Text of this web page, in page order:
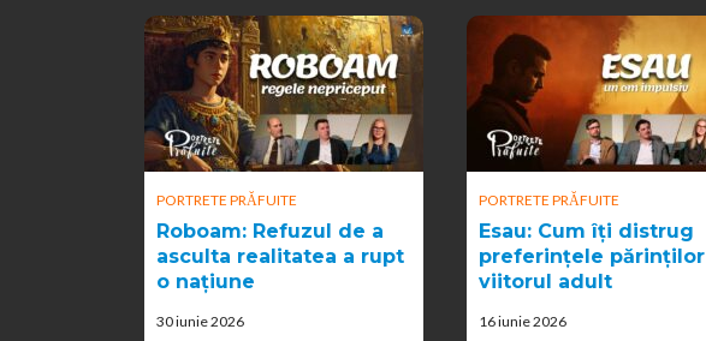
PORTRETE PRĂFUITE
Roboam: Refuzul de a
asculta realitatea a rupt
o națiune
30 iunie 2026
PORTRETE PRĂFUITE
Esau: Cum îți distrug
preferințele părinților
viitorul adult
16 iunie 2026